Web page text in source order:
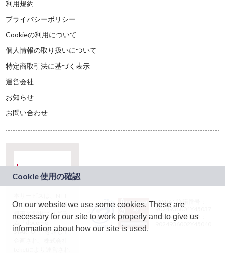
利用規約
プライバシーポリシー
Cookieの利用について
個人情報の取り扱いについて
特定商取引法に基づく表示
運営会社
お知らせ
お問い合わせ
ドコモグループの新
規事業創出プログラ
ム「docomo
STARTUP」を通じて
JASRAC許諾番号：
9024936001Y45037
JASRAC許諾番号：
On our website we use some cookies. These are
necessary for our site to work properly and to give us
information about how our site is used.